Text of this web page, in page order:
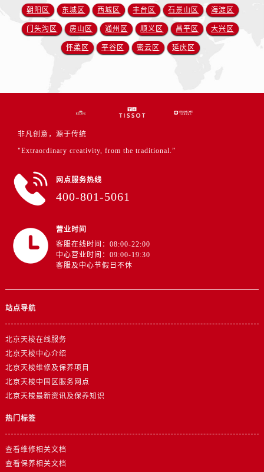
朝阳区 东城区 西城区 丰台区 石景山区 海淀区
门头沟区 房山区 通州区 顺义区 昌平区 大兴区
怀柔区 平谷区 密云区 延庆区
非凡创意，源于传统
"Extraordinary creativity, from the traditional.”
网点服务热线
400-801-5061
营业时间
客服在线时间：08:00-22:00
中心营业时间：09:00-19:30
客服及中心节假日不休
站点导航
北京天梭在线服务
北京天梭中心介绍
北京天梭维修及保养项目
北京天梭中国区服务网点
北京天梭最新资讯及保养知识
热门标签
查看维修相关文档
查看保养相关文档